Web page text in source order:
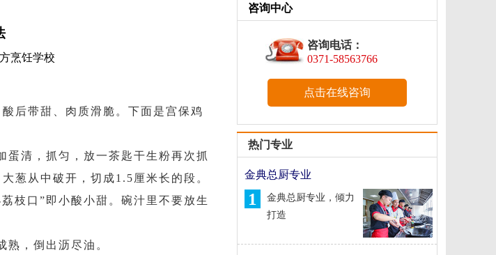
烹饪学校
后带甜、肉质滑脆。下面是宫保鸡
清，抓匀，放一茶匙干生粉再次抓
葱从中破开，切成1.5厘米长的段。
枝口”即小酸小甜。碗汁里不要放生
，倒出沥尽油。
咨询中心
咨询电话：
0371-58563766
点击在线咨询
热门专业
金典总厨专业
1
金典总厨专业，倾力
打造